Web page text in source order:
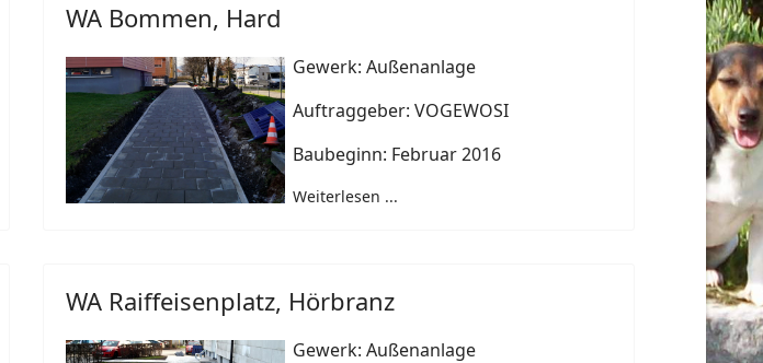
WA Bommen, Hard
Gewerk: Außenanlage
Auftraggeber: VOGEWOSI
Baubeginn: Februar 2016
Weiterlesen ...
WA Raiffeisenplatz, Hörbranz
Gewerk: Außenanlage